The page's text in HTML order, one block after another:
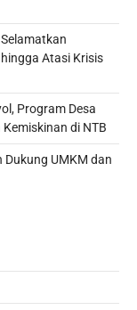
Atasi Krisis
Program Desa
di NTB
Dukung UMKM dan